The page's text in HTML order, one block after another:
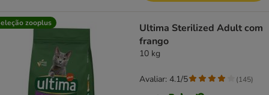
zooplus
Ultima Sterilized Adult com
frango
10 kg
Avaliar: 4.1/5 (145)